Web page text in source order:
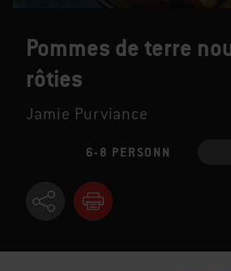
Pommes de terre
rôties
Jamie Purviance
6-8 PERSONN